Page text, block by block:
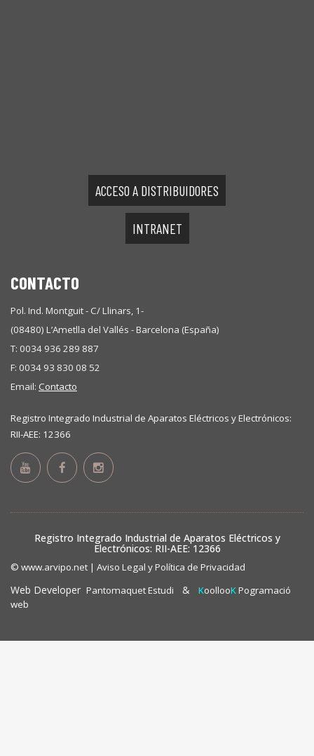
ACCESO A DISTRIBUIDORES
INTRANET
CONTACTO
Pol. Ind. Montguit - C/ Llinars, 1-
(08480) L’Ametlla del Vallés - Barcelona (España)
T: 0034 936 289 887
F: 0034 93 830 08 52
Email: Contacto
Registro Integrado Industrial de Aparatos Eléctricos y Electrónicos:
RII-AEE: 12366
Registro Integrado Industrial de Aparatos Eléctricos y
Electrónicos: RII-AEE: 12366
© www.arvipo.net | Aviso Legal y Política de Privacidad
Web Developer Pantomaquet Estudi & KoollooKPogramació
web